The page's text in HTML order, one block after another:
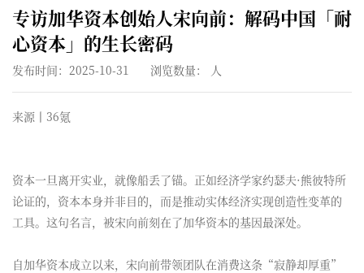
专访加华资本创始人宋向前：解码中国「耐
心资本」的生长密码
发布时间：2025-10-31 浏览数量： 人
来源丨36氪
资本一旦离开实业，就像船丢了锚。 正如经济学家约瑟夫·熊彼特所
论证的，资本本身并非目的，而是推动实体经济实现创造性变革的
工具。这句名言，被宋向前刻在了加华资本的基因最深处。
自加华资本成立以来，宋向前带领团队在消费这条“寂静却厚重”